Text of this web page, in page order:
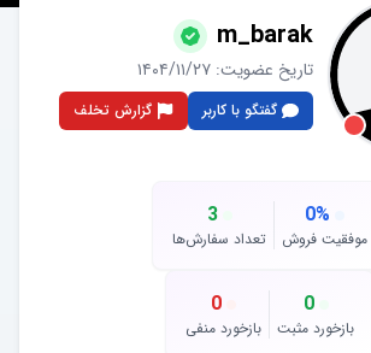
m_barak
تاریخ عضویت:۱۴۰۴/۱۱/۲۷
گفتگو با کاربر گزارش تخلف
0%
موفقیت فروش
3
تعداد سفارش‌ها
0
بازخورد مثبت
0
بازخورد منفی